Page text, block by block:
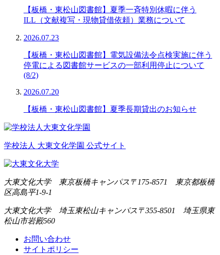
【板橋・東松山図書館】夏季一斉特別休暇に伴う
ILL（文献複写・現物貸借依頼）業務について
2026.07.23
【板橋・東松山図書館】電気設備法令点検実施に伴う
停電による図書館サービスの一部利用停止について
(8/2)
2026.07.20
【板橋・東松山図書館】夏季長期貸出のお知らせ
学校法人 大東文化学園 公式サイト
大東文化大学 東京板橋キャンパス 〒175-8571 東京都板橋
区高島平1-9-1
大東文化大学 埼玉東松山キャンパス 〒355-8501 埼玉県東
松山市岩殿560
お問い合わせ
サイトポリシー